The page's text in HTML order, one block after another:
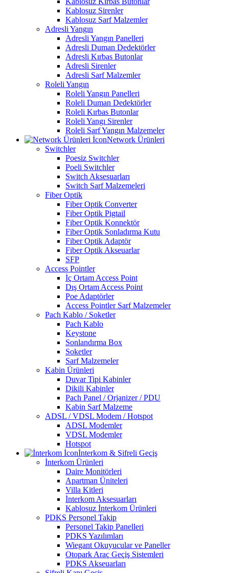
Kablosuz Sirenler
Kablosuz Sarf Malzemler
Adresli Yangın
Adresli Yangın Panelleri
Adresli Duman Dedektörler
Adresli Kırbas Butonlar
Adresli Sirenler
Adresli Sarf Malzemler
Roleli Yangın
Roleli Yangın Panelleri
Roleli Duman Dedektörler
Roleli Kırbas Butonlar
Roleli Yangı Sirenler
Roleli Sarf Yangın Malzemeler
Network Ürünleri
Switchler
Poesiz Switchler
Poeli Switchler
Switch Aksesuarları
Switch Sarf Malzemeleri
Fiber Optik
Fiber Optik Converter
Fiber Optik Pigtail
Fiber Optik Konnektör
Fiber Optik Sonladırma Kutu
Fiber Optik Adaptör
Fiber Optik Akseuarlar
SFP
Access Pointler
İç Ortam Access Point
Dış Ortam Access Point
Poe Adaptörler
Access Pointler Sarf Malzemeler
Pach Kablo / Soketler
Pach Kablo
Keystone
Sonlandırma Box
Soketler
Sarf Malzemeler
Kabin Ürünleri
Duvar Tipi Kabinler
Dikili Kabinler
Pach Panel / Orjanizer / PDU
Kabin Sarf Malzeme
ADSL / VDSL Modem / Hotspot
ADSL Modemler
VDSL Modemler
Hotspot
İnterkom & Şifreli Geçiş
İnterkom Ürünleri
Daire Monitörleri
Apartman Üniteleri
Villa Kitleri
İnterkom Aksesuarları
Kablosuz İnterkom Ürünleri
PDKS Personel Takip
Personel Takip Panelleri
PDKS Yazılımları
Wiegant Okuyucular ve Paneller
Otopark Araç Geçiş Sistemleri
PDKS Akseuarları